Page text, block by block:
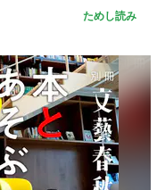
ためし読み